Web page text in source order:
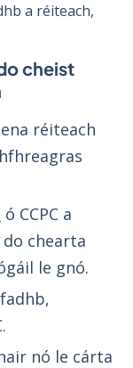
a réiteach,
cheist
réiteach
ó CCPC a
chearta
le gnó.
nó le cárta